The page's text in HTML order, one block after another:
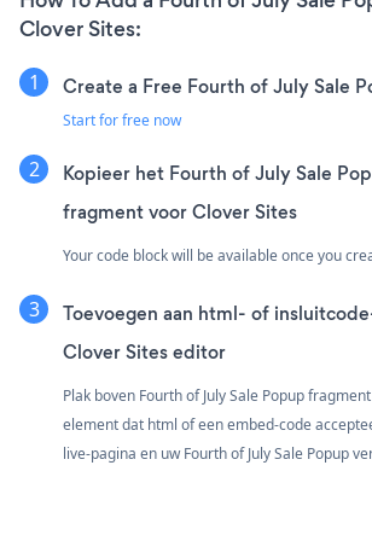
Clover Sites:
Create a Free Fourth of July Sale
Start for free now
Kopieer het Fourth of July Sale
fragment voor Clover Sites
Your code block will be available once you
Toevoegen aan html- of
Clover Sites editor
Plak boven Fourth of July Sale Popup
element dat html of een embed-code
live-pagina en uw Fourth of July Sale Popup